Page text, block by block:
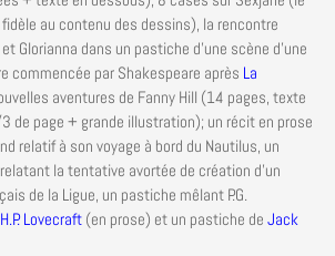
au contenu des dessins), la rencontre
Glorianna dans un pastiche d’une scène d’une
commencée par Shakespeare après La
aventures de Fanny Hill (14 pages, texte
de page + grande illustration); un récit en prose
relatif à son voyage à bord du Nautilus, un
la tentative avortée de création d’un
de la Ligue, un pastiche mêlant P.G.
H.P. Lovecraft (en prose) et un pastiche de Jack